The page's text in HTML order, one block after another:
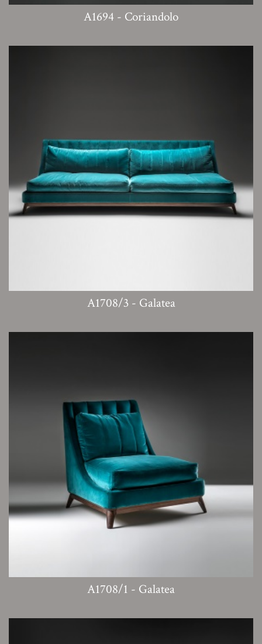
A1694 - Coriandolo
A1708/3 - Galatea
A1708/1 - Galatea